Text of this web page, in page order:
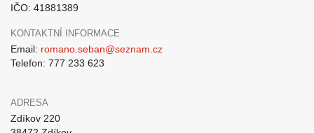
IČO: 41881389
KONTAKTNÍ INFORMACE
Email: romano.seban@seznam.cz
Telefon: 777 233 623
ADRESA
Zdíkov 220